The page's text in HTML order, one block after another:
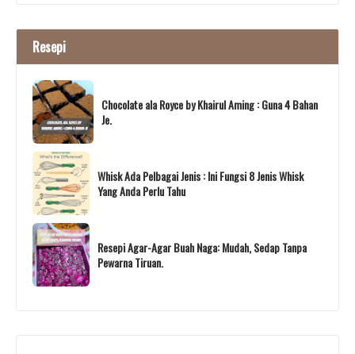
Resepi
Chocolate ala Royce by Khairul Aming : Guna 4 Bahan
Je.
Whisk Ada Pelbagai Jenis : Ini Fungsi 8 Jenis Whisk
Yang Anda Perlu Tahu
Resepi Agar-Agar Buah Naga: Mudah, Sedap Tanpa
Pewarna Tiruan.